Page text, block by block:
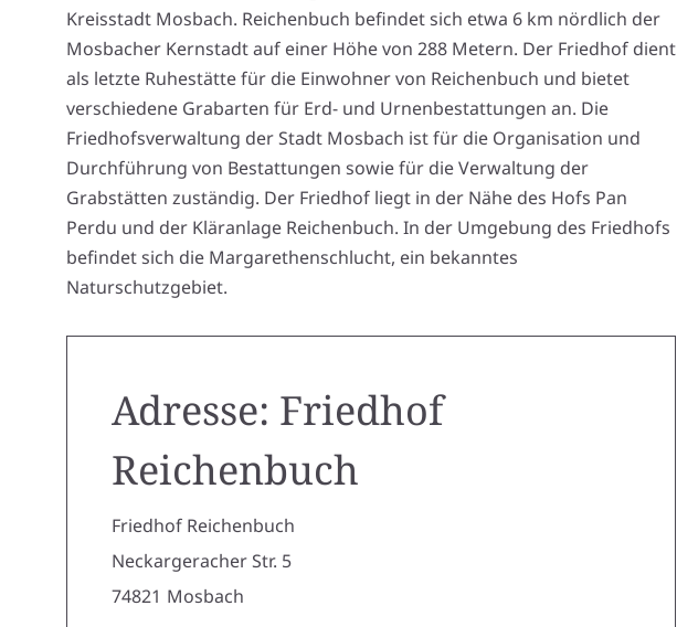
Kreisstadt Mosbach. Reichenbuch befindet sich etwa 6 km nördlich der
Mosbacher Kernstadt auf einer Höhe von 288 Metern. Der Friedhof dient
als letzte Ruhestätte für die Einwohner von Reichenbuch und bietet
verschiedene Grabarten für Erd- und Urnenbestattungen an. Die
Friedhofsverwaltung der Stadt Mosbach ist für die Organisation und
Durchführung von Bestattungen sowie für die Verwaltung der
Grabstätten zuständig. Der Friedhof liegt in der Nähe des Hofs Pan
Perdu und der Kläranlage Reichenbuch. In der Umgebung des Friedhofs
befindet sich die Margarethenschlucht, ein bekanntes
Naturschutzgebiet.
Adresse: Friedhof
Reichenbuch
Friedhof Reichenbuch
Neckargeracher Str. 5
74821 Mosbach